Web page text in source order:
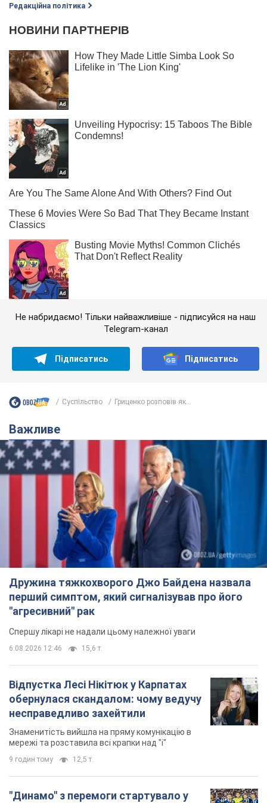
Редакційна політика
Не набридаємо! Тільки найважливіше - підписуйся на наш
Telegram-канал
Підписатись Підписатись
Суспільство Гриценко розповів як...
Важливе
Дружина тяжкохворого Джо Байдена назвала
перший симптом, який сигналізував про його
"агресивний" рак
Спершу лікарі не надали цьому належної уваги
6.08.2026 12:46 15,6 т.
Відпустка Лесі Нікітюк у Карпатах
обернулася скандалом: чому ведучу
несправедливо захейтили
Знаменитість вийшла на пряму комунікацію в
мережі та розставила всі крапки над "і"
9 годин тому 12,5 т.
"Динамо" з перемоги стартувало у